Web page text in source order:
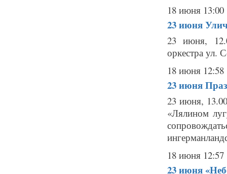
18 июня 13:00
23 июня
23 июня,
оркестра ул.
18 июня 12:58
23 июня
23 июня,
«Лялином
18 июня 12:57
23 июня